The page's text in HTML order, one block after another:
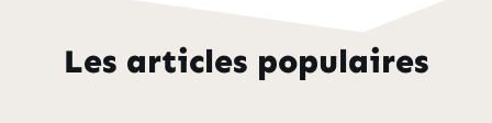
Les articles populaires